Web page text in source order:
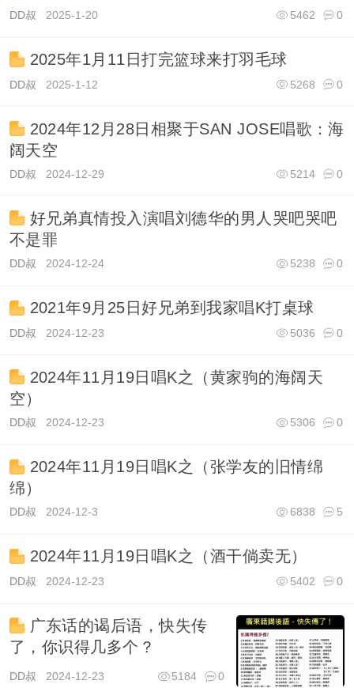
DD叔 2025-1-20 0
5462
2025年1月11日打完篮球来打羽毛球
DD叔 2025-1-12 0
5268
2024年12月28日相聚于SAN JOSE唱歌：海
阔天空
DD叔 2024-12-29 0
5214
好兄弟真情投入演唱刘德华的男人哭吧哭吧
不是罪
DD叔 2024-12-24 0
5238
2021年9月25日好兄弟到我家唱K打桌球
DD叔 2024-12-23 0
5036
2024年11月19日唱K之（黄家驹的海阔天
空）
DD叔 2024-12-23 0
5306
2024年11月19日唱K之（张学友的旧情绵
绵）
DD叔 2024-12-3 5
6838
2024年11月19日唱K之（酒干倘卖无）
DD叔 2024-12-23 0
5402
广东话的谒后语，快失传
了，你识得几多个？
DD叔 2024-12-23 0
5184